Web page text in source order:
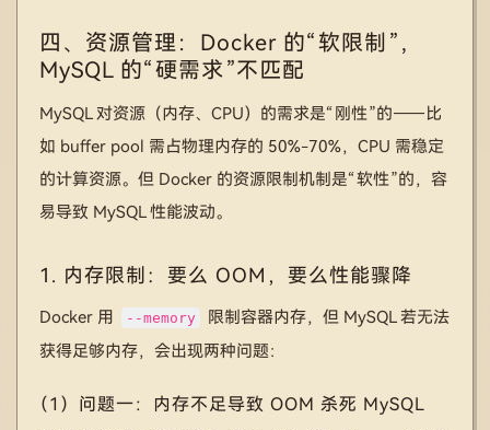
四、资源管理：Docker 的“软限制”，
MySQL 的“硬需求”不匹配
MySQL 对资源（内存、CPU）的需求是“刚性”的——比
如 buffer pool 需占物理内存的 50%-70%，CPU 需稳定
的计算资源。但 Docker 的资源限制机制是“软性”的，容
易导致 MySQL 性能波动。
1. 内存限制：要么 OOM，要么性能骤降
Docker 用 --memory
限制容器内存，但 MySQL 若无法
获得足够内存，会出现两种问题：
（1）问题一：内存不足导致 OOM 杀死 MySQL